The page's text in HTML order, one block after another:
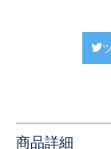
商品詳細